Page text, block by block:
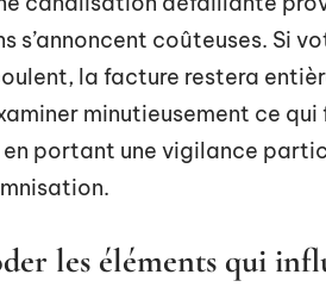
s’annoncent coûteuses. Si
la facture restera
minutieusement ce
portant une vigilance
les éléments qui